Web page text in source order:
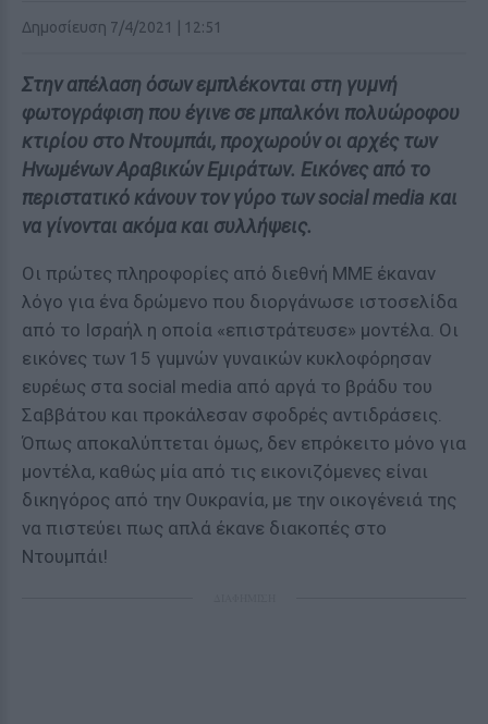
Δημοσίευση 7/4/2021 | 12:51
Στην απέλαση όσων εμπλέκονται στη γυμνή
φωτογράφιση που έγινε σε μπαλκόνι πολυώροφου
κτιρίου στο Ντουμπάι, προχωρούν οι αρχές των
Ηνωμένων Αραβικών Εμιράτων. Εικόνες από το
περιστατικό κάνουν τον γύρο των social media και
να γίνονται ακόμα και συλλήψεις.
Οι πρώτες πληροφορίες από διεθνή ΜΜΕ έκαναν
λόγο για ένα δρώμενο που διοργάνωσε ιστοσελίδα
από το Ισραήλ η οποία «επιστράτευσε» μοντέλα. Οι
εικόνες των 15 γuμνών γυναικών κυκλοφόρησαν
ευρέως στα social media από αργά το βράδυ του
Σαββάτου και προκάλεσαν σφοδρές αντιδράσεις.
Όπως αποκαλύπτεται όμως, δεν επρόκειτο μόνο για
μοντέλα, καθώς μία από τις εικονιζόμενες είναι
δικηγόρος από την Ουκρανία, με την οικογένειά της
να πιστεύει πως απλά έκανε διακοπές στο
Ντουμπάι!